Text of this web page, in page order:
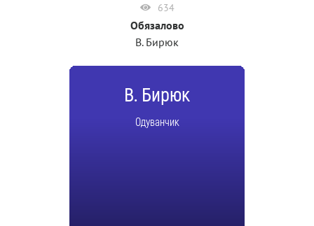
634
Обязалово
В. Бирюк
В. Бирюк
Одуванчик